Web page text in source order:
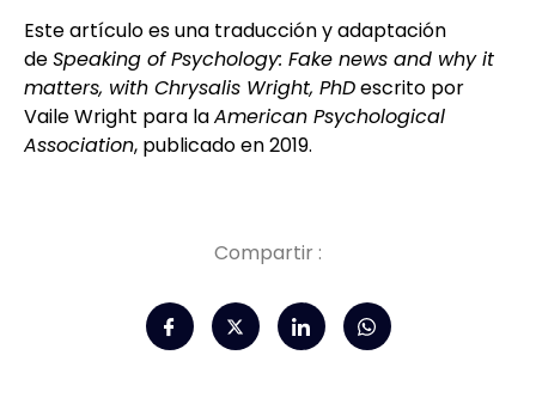
Este artículo es una traducción y adaptación
deSpeaking of Psychology: Fake news and why it
matters, with Chrysalis Wright, PhDescrito por
Vaile Wright para laAmerican Psychological
Association, publicado en 2019.
Compartir :